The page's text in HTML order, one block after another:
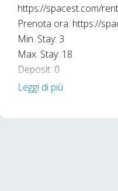
https://spacest.com/
Prenota ora: https://
Min. Stay: 3
Max. Stay: 18
Deposit: 0
Deposito: 0
Contract opening
Leggi di più